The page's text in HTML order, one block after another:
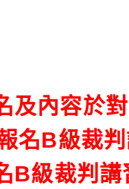
及內容於
名B級裁
B級裁判講